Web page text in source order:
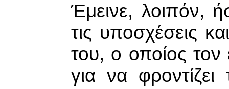
Έμεινε, λοιπόν,
τις υποσχέσεις
του, ο οποίος τον
για να